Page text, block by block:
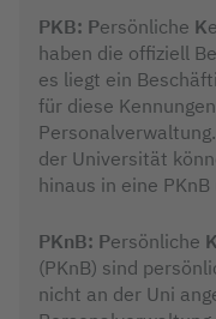
PKB: Persönliche K
haben die offiziell
es liegt ein
für diese
der Universität
hinaus in eine
PKnB: Persönliche K
(PKnB) sind
nicht an der Uni